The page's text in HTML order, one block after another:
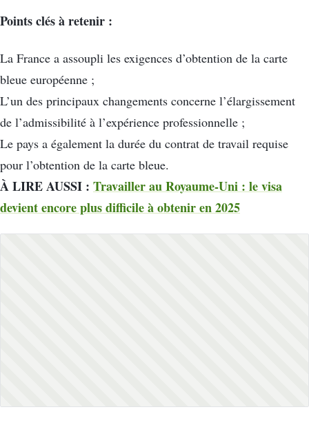
Points clés à retenir :
La France a assoupli les exigences d’obtention de la carte
bleue européenne ;
L’un des principaux changements concerne l’élargissement
de l’admissibilité à l’expérience professionnelle ;
Le pays a également la durée du contrat de travail requise
pour l’obtention de la carte bleue.
À LIRE AUSSI : Travailler au Royaume-Uni : le visa
devient encore plus difficile à obtenir en 2025